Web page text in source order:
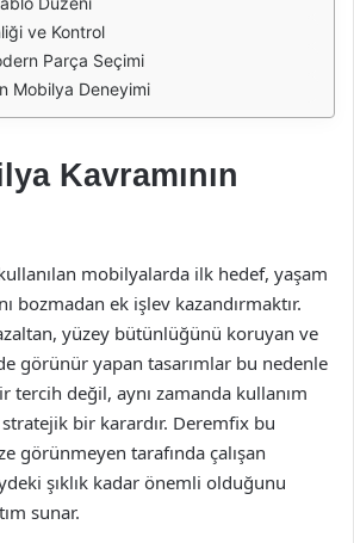
ve Kontrol
Parça Seçimi
Mobilya Deneyimi
Kavramının
mobilyalarda ilk hedef, yaşam
bozmadan ek işlev kazandırmaktır.
yüzey bütünlüğünü koruyan ve
görünür yapan tasarımlar bu nedenle
tercih değil, aynı zamanda kullanım
bir karardır. Deremfix bu
görünmeyen tarafında çalışan
şıklık kadar önemli olduğunu
sunar.